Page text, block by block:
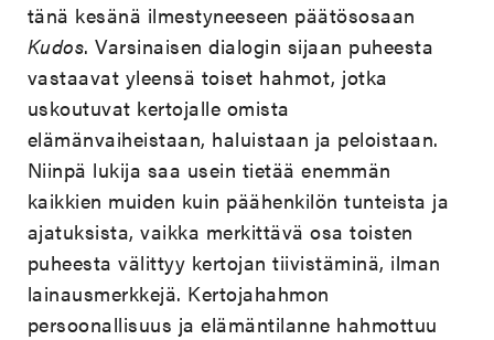
tänä kesänä ilmestyneeseen päätösosaan
Kudos. Varsinaisen dialogin sijaan puheesta
vastaavat yleensä toiset hahmot, jotka
uskoutuvat kertojalle omista
elämänvaiheistaan, haluistaan ja peloistaan.
Niinpä lukija saa usein tietää enemmän
kaikkien muiden kuin päähenkilön tunteista ja
ajatuksista, vaikka merkittävä osa toisten
puheesta välittyy kertojan tiivistäminä, ilman
lainausmerkkejä. Kertojahahmon
persoonallisuus ja elämäntilanne hahmottuu